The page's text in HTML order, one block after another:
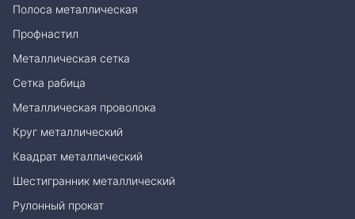
Полоса металлическая
Профнастил
Металлическая сетка
Сетка рабица
Металлическая проволока
Круг металлический
Квадрат металлический
Шестигранник металлический
Рулонный прокат